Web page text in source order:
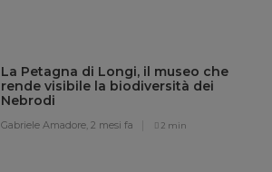
La Petagna di Longi, il museo che
rende visibile la biodiversità dei
Nebrodi
Gabriele Amadore,2 mesi fa 2 min